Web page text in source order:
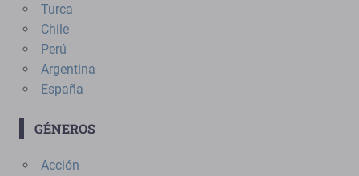
Turca
Chile
Perú
Argentina
España
GÉNEROS
Acción